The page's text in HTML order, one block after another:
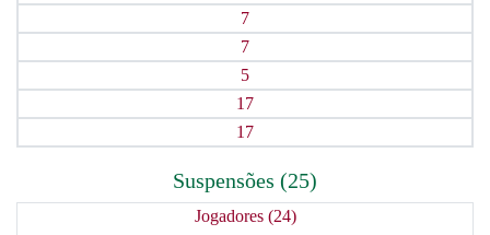
7
7
5
17
17
Suspensões (25)
Jogadores (24)